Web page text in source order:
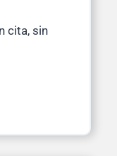
cita, sin